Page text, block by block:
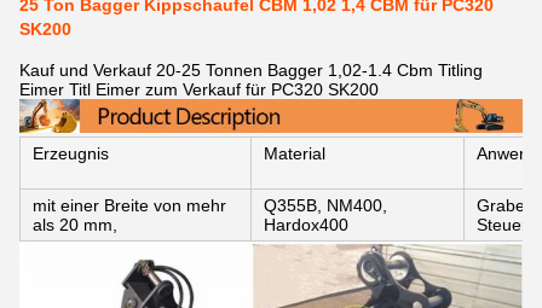
25 Ton Bagger Kippschaufel CBM 1,02 1,4 CBM für PC320
SK200
Kauf und Verkauf 20-25 Tonnen Bagger 1,02-1.4 Cbm Titling
Eimer Titl Eimer zum Verkauf für PC320 SK200
Erzeugnis Material
mit einer Breite von mehr
als 20 mm,
Q355B, NM400,
Hardox400